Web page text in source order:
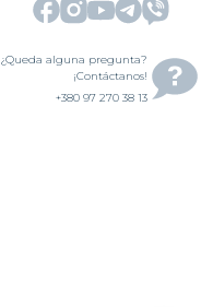
¿Queda alguna pregunta?
¡Contáctanos!
+380 97 270 38 13